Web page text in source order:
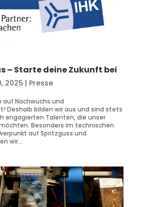
– Starte deine Zukunft bei
2025 | Presse
auf Nachwuchs und
Deshalb bilden wir aus und sind stets
engagierten Talenten, die unser
Besonders im technischen
auf Spritzguss und
wir...